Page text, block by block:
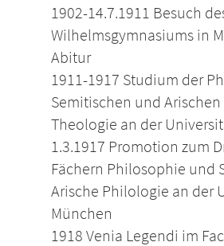
1902-14.7.1911 Besuch
Wilhelmsgymnasiums in
Abitur
1911-1917 Studium der
Semitischen und
Theologie an der
1.3.1917 Promotion zum
Fächern Philosophie und
Arische Philologie an der
München
1918 Venia Legendi im